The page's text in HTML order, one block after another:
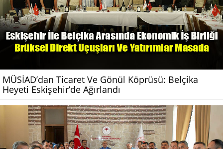
MÜSİAD’dan Ticaret Ve Gönül Köprüsü: Belçika
Heyeti Eskişehir’de Ağırlandı